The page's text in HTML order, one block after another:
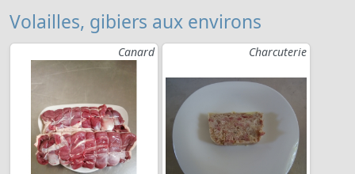
Volailles, gibiers aux environs
Canard Charcuterie